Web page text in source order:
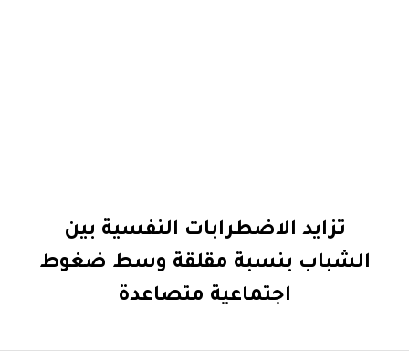
تزايد الاضطرابات النفسية بين
الشباب بنسبة مقلقة وسط ضغوط
اجتماعية متصاعدة